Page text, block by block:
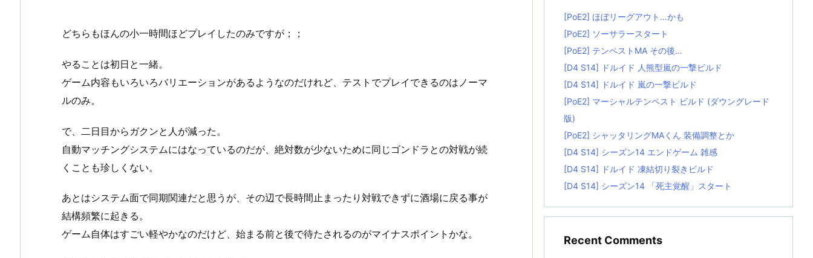
どちらもほんの小一時間ほどプレイしたのみですが；；
やることは初日と一緒。
ゲーム内容もいろいろバリエーションがあるようなのだけれど、テストでプレイできるのはノーマ
ルのみ。
で、二日目からガクンと人が減った。
自動マッチングシステムにはなっているのだが、絶対数が少ないために同じゴンドラとの対戦が続
くことも珍しくない。
あとはシステム面で同期関連だと思うが、その辺で長時間止まったり対戦できずに酒場に戻る事が
結構頻繁に起きる。
ゲーム自体はすごい軽やかなのだけど、始まる前と後で待たされるのがマイナスポイントかな。
[PoE2] ほぼリーグアウト…かも
[PoE2] ソーサラースタート
[PoE2] テンペストMA その後…
[D4 S14] ドルイド 人熊型嵐の一撃ビルド
[D4 S14] ドルイド 嵐の一撃ビルド
[PoE2] マーシャルテンペスト ビルド (ダウングレード
版)
[PoE2] シャッタリングMAくん 装備調整とか
[D4 S14] シーズン14 エンドゲーム 雑感
[D4 S14] ドルイド 凍結切り裂きビルド
[D4 S14] シーズン14 「死主覚醒」スタート
Recent Comments